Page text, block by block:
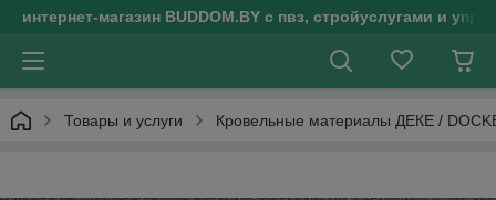
интернет-магазин BUDDOM.BY с пвз, стройуслугами и
Товары и услуги Кровельные материалы ДЕКЕ /